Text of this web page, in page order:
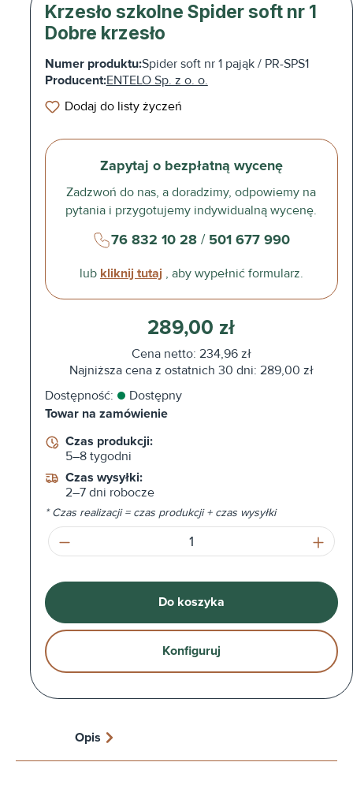
Krzesło szkolne Spider soft nr 1
Dobre krzesło
Numer produktu:Spider soft nr 1 pająk / PR-SPS1
Producent:ENTELO Sp. z o. o.
Dodaj do listy życzeń
Zapytaj o bezpłatną wycenę
Zadzwoń do nas, a doradzimy, odpowiemy na
pytania i przygotujemy indywidualną wycenę.
76 832 10 28/ 501 677 990
lub kliknij tutaj , aby wypełnić formularz.
289,00 zł
Cena netto: 234,96 zł
Najniższa cena z ostatnich 30 dni: 289,00 zł
Dostępność:
Dostępny
Towar na zamówienie
Czas produkcji:
5–8 tygodni
Czas wysyłki:
2–7 dni robocze
* Czas realizacji = czas produkcji + czas wysyłki
Ilość produktu: Wprowadź żądaną
Do koszyka
Konfiguruj
Opis